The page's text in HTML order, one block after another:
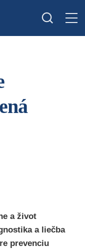
a život
a liečba
prevenciu